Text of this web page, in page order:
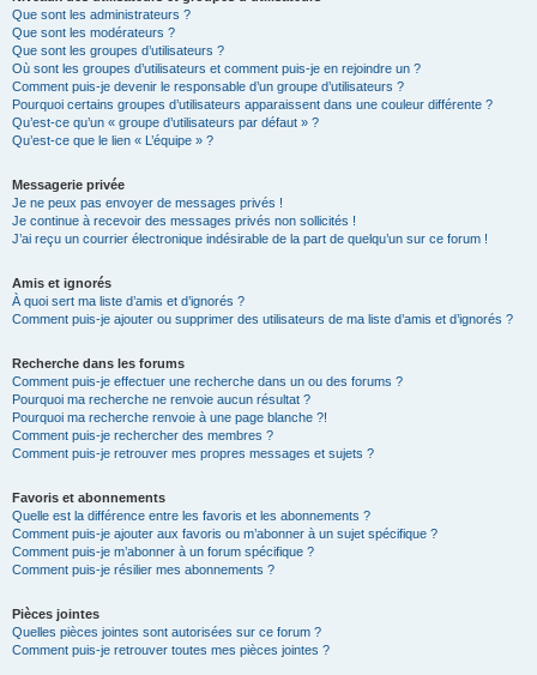
Que sont les administrateurs ?
Que sont les modérateurs ?
Que sont les groupes d’utilisateurs ?
Où sont les groupes d’utilisateurs et comment puis-je en rejoindre un ?
Comment puis-je devenir le responsable d’un groupe d’utilisateurs ?
Pourquoi certains groupes d’utilisateurs apparaissent dans une couleur différente ?
Qu’est-ce qu’un « groupe d’utilisateurs par défaut » ?
Qu’est-ce que le lien « L’équipe » ?
Messagerie privée
Je ne peux pas envoyer de messages privés !
Je continue à recevoir des messages privés non sollicités !
J’ai reçu un courrier électronique indésirable de la part de quelqu’un sur ce forum !
Amis et ignorés
À quoi sert ma liste d’amis et d’ignorés ?
Comment puis-je ajouter ou supprimer des utilisateurs de ma liste d’amis et d’ignorés ?
Recherche dans les forums
Comment puis-je effectuer une recherche dans un ou des forums ?
Pourquoi ma recherche ne renvoie aucun résultat ?
Pourquoi ma recherche renvoie à une page blanche ?!
Comment puis-je rechercher des membres ?
Comment puis-je retrouver mes propres messages et sujets ?
Favoris et abonnements
Quelle est la différence entre les favoris et les abonnements ?
Comment puis-je ajouter aux favoris ou m’abonner à un sujet spécifique ?
Comment puis-je m’abonner à un forum spécifique ?
Comment puis-je résilier mes abonnements ?
Pièces jointes
Quelles pièces jointes sont autorisées sur ce forum ?
Comment puis-je retrouver toutes mes pièces jointes ?